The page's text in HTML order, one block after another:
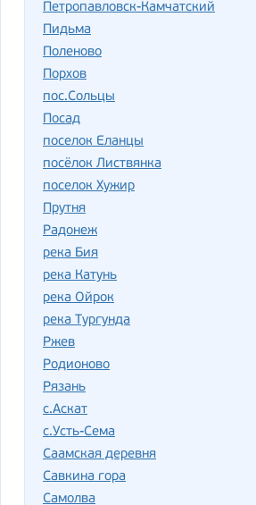
Петропавловск-Камчатский
Пидьма
Поленово
Порхов
пос.Сольцы
Посад
поселок Еланцы
посёлок Листвянка
поселок Хужир
Прутня
Радонеж
река Бия
река Катунь
река Ойрок
река Тургунда
Ржев
Родионово
Рязань
с.Аскат
с.Усть-Сема
Саамская деревня
Савкина гора
Самолва